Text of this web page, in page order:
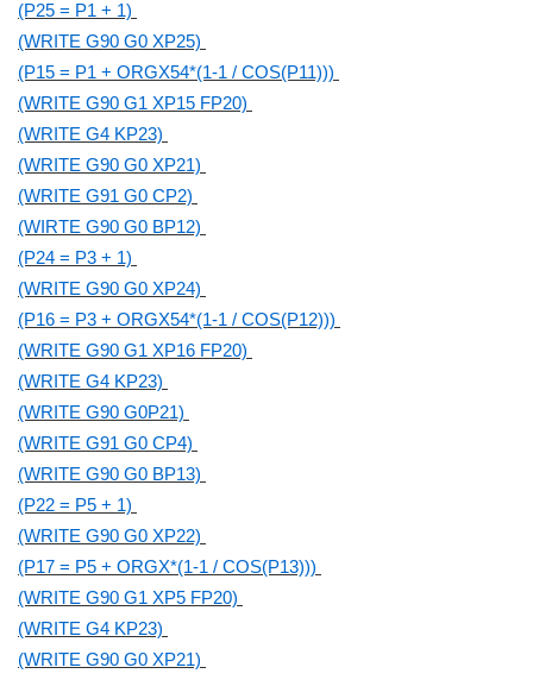
(P25 = P1 + 1)
(WRITE G90 G0 XP25)
(P15 = P1 + ORGX54*(1-1 / COS(P11)))
(WRITE G90 G1 XP15 FP20)
(WRITE G4 KP23)
(WRITE G90 G0 XP21)
(WRITE G91 G0 CP2)
(WIRTE G90 G0 BP12)
(P24 = P3 + 1)
(WRITE G90 G0 XP24)
(P16 = P3 + ORGX54*(1-1 / COS(P12)))
(WRITE G90 G1 XP16 FP20)
(WRITE G4 KP23)
(WRITE G90 G0P21)
(WRITE G91 G0 CP4)
(WRITE G90 G0 BP13)
(P22 = P5 + 1)
(WRITE G90 G0 XP22)
(P17 = P5 + ORGX*(1-1 / COS(P13)))
(WRITE G90 G1 XP5 FP20)
(WRITE G4 KP23)
(WRITE G90 G0 XP21)